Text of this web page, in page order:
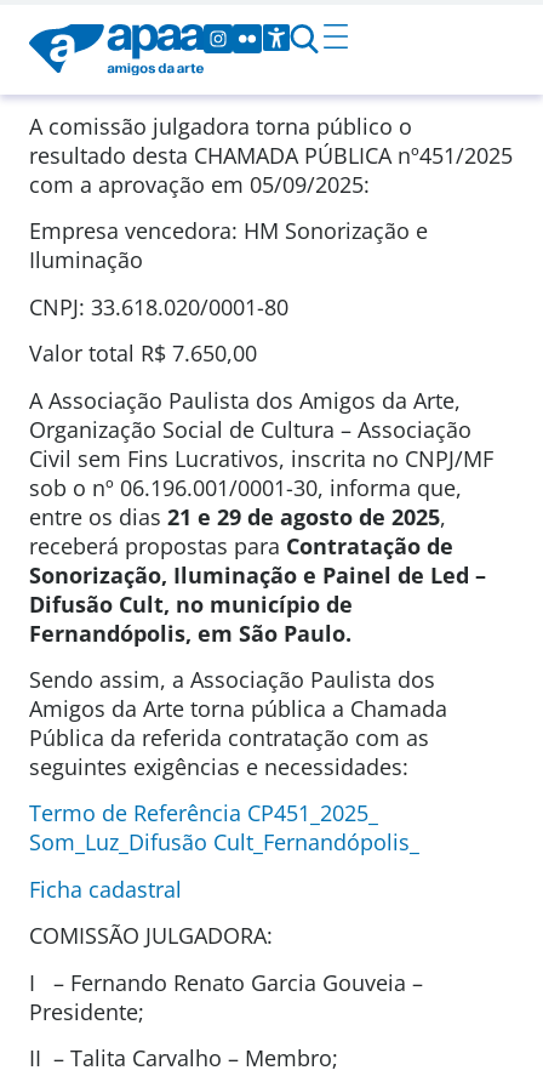
A comissão julgadora torna público o
resultado desta CHAMADA PÚBLICA nº451/2025
com a aprovação em 05/09/2025:
Empresa vencedora: HM Sonorização e
Iluminação
CNPJ: 33.618.020/0001-80
Valor total R$ 7.650,00
A Associação Paulista dos Amigos da Arte,
Organização Social de Cultura – Associação
Civil sem Fins Lucrativos, inscrita no CNPJ/MF
sob o nº 06.196.001/0001-30, informa que,
entre os dias 21 e 29 de agosto de 2025,
receberá propostas para Contratação de
Sonorização, Iluminação e Painel de Led –
Difusão Cult, no município de
Fernandópolis, em São Paulo.
Sendo assim, a Associação Paulista dos
Amigos da Arte torna pública a Chamada
Pública da referida contratação com as
seguintes exigências e necessidades:
Termo de Referência CP451_2025_
Som_Luz_Difusão Cult_Fernandópolis_
Ficha cadastral
COMISSÃO JULGADORA:
I – Fernando Renato Garcia Gouveia –
Presidente;
II – Talita Carvalho – Membro;